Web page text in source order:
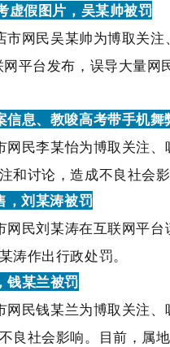
虚假图片，吴某帅被罚
网民吴某帅为博取关
平台发布，误导大量
息、教唆高考带手机舞
民李某怡为博取关注
和讨论，造成不良社会
，刘某涛被罚
民刘某涛在互联网平
涛作出行政处罚。
钱某兰被罚
民钱某兰为博取关注
良社会影响。目前，属